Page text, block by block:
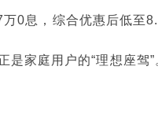
0息，综合优惠后低至
家庭用户的“理想座驾”